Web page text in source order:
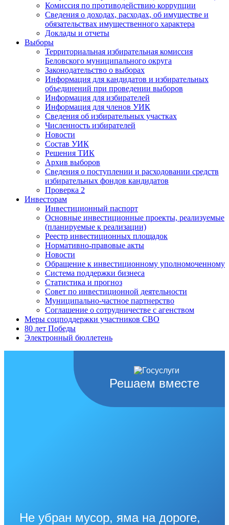
Комиссия по противодействию коррупции
Сведения о доходах, расходах, об имуществе и
обязательствах имущественного характера
Доклады и отчеты
Выборы
Территориальная избирательная комиссия
Беловского муниципального округа
Законодательство о выборах
Информация для кандидатов и избирательных
объединений при проведении выборов
Информация для избирателей
Информация для членов УИК
Сведения об избирательных участках
Численность избирателей
Новости
Состав УИК
Решения ТИК
Архив выборов
Сведения о поступлении и расходовании средств
избирательных фондов кандидатов
Проверка 2
Инвесторам
Инвестиционный паспорт
Основные инвестиционные проекты, реализуемые
(планируемые к реализации)
Реестр инвестиционных площадок
Нормативно-правовые акты
Новости
Обращение к инвестиционному уполномоченному
Система поддержки бизнеса
Статистика и прогноз
Совет по инвестиционной деятельности
Муниципально-частное партнерство
Соглашение о сотрудничестве с агенством
Меры соцподдержки участников СВО
80 лет Победы
Электронный бюллетень
Решаем вместе
Не убран мусор, яма на дороге,